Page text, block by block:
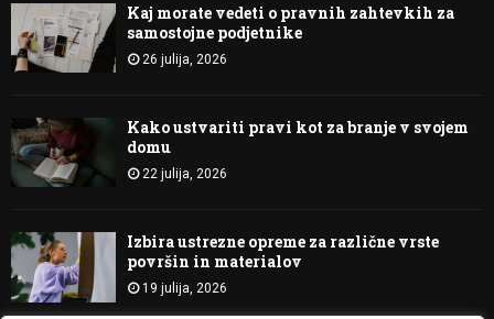
Kaj morate vedeti o pravnih zahtevkih za
samostojne podjetnike
26 julija, 2026
Kako ustvariti pravi kot za branje v svojem
domu
22 julija, 2026
Izbira ustrezne opreme za različne vrste
površin in materialov
19 julija, 2026